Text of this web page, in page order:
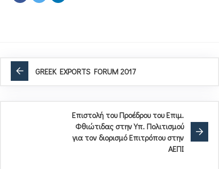
GREEK EXPORTS FORUM 2017
Επιστολή του Προέδρου του Επιμ.
Φθιώτιδας στην Υπ. Πολιτισμού
για τον διορισμό Επιτρόπου στην
ΑΕΠΙ